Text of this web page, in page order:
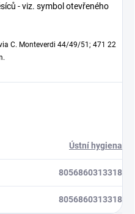
- viz. symbol otevřeného
C. Monteverdi 44/49/51; 471 22
Ústní hygiena
8056860313318
8056860313318